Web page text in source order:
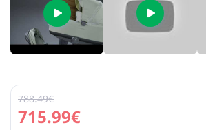
715.99€
788.49€